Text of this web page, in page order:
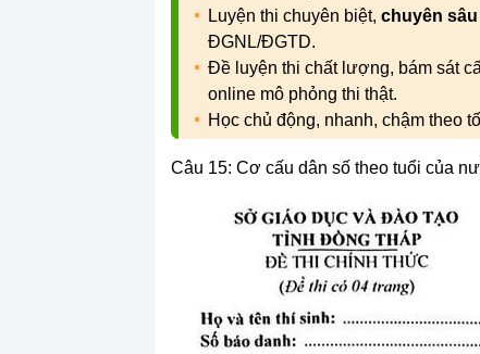
Luyện thi chuyên biệt, chuyên
ĐGNL/ĐGTD.
Đề luyện thi chất lượng, bám sát
online mô phỏng thi thật.
Học chủ động, nhanh, chậm theo
Câu 15: Cơ cấu dân số theo tuổi của